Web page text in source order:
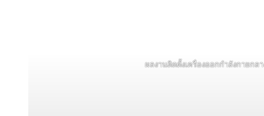
ผลงานติดตั้งเครื่องออกกำลังกายกลา